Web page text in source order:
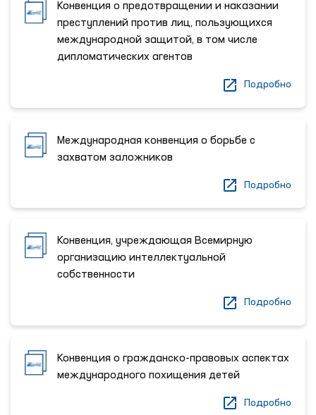
Конвенция о предотвращении и наказании
преступлений против лиц, пользующихся
международной защитой, в том числе
дипломатических агентов
Подробно
Международная конвенция о борьбе с
захватом заложников
Подробно
Конвенция, учреждающая Всемирную
организацию интеллектуальной
собственности
Подробно
Конвенция о гражданско-правовых аспектах
международного похищения детей
Подробно